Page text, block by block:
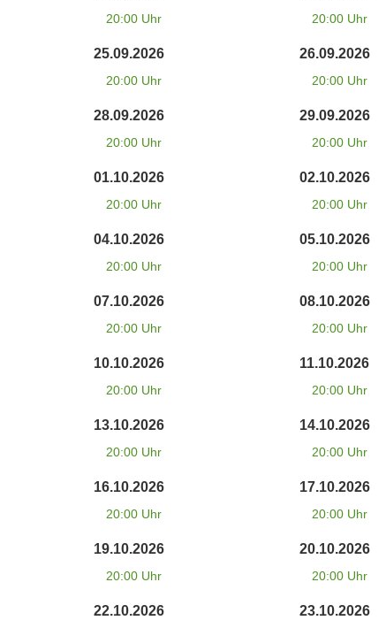
20:00 Uhr 20:00 Uhr
25.09.2026
20:00 Uhr
26.09.2026
20:00 Uhr
28.09.2026
20:00 Uhr
29.09.2026
20:00 Uhr
01.10.2026
20:00 Uhr
02.10.2026
20:00 Uhr
04.10.2026
20:00 Uhr
05.10.2026
20:00 Uhr
07.10.2026
20:00 Uhr
08.10.2026
20:00 Uhr
10.10.2026
20:00 Uhr
11.10.2026
20:00 Uhr
13.10.2026
20:00 Uhr
14.10.2026
20:00 Uhr
16.10.2026
20:00 Uhr
17.10.2026
20:00 Uhr
19.10.2026
20:00 Uhr
20.10.2026
20:00 Uhr
22.10.2026 23.10.2026